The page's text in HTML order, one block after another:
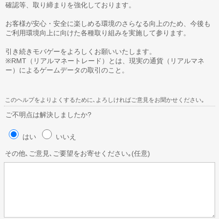
確認等、取り締まりを強化しております。
お客様が安心・安全に楽しめる環境のさらなる向上のため、今後も
ご利用環境向上に向けた各種取り組みを実施して参ります。
引き続きモバゲーをよろしくお願いいたします。
※RMT（リアルマネートレード）とは、現実の通貨（リアルマネ
ー）によるゲームデータの取引のこと。
このヘルプをよりよくするために､よろしければご意見をお聞かせください｡
ご不明点は解決しましたか?
はい いいえ
その他､ご意見､ご要望をお寄せください｡(任意)